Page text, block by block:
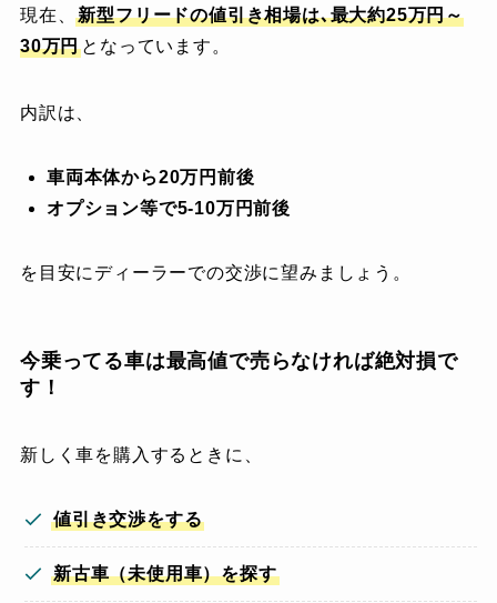
現在、新型フリードの値引き相場は､最大約25万円～
30万円 となっています。
内訳は、
車両本体から20万円前後
オプション等で5-10万円前後
を目安にディーラーでの交渉に望みましょう。
今乗ってる車は最高値で売らなければ絶対損で
す！
新しく車を購入するときに、
値引き交渉をする
新古車（未使用車）を探す